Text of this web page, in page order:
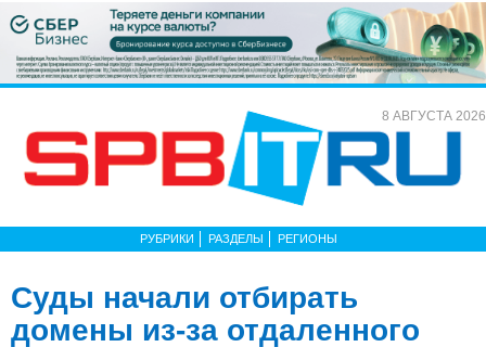
8 АВГУСТА 2026
РУБРИКИ РАЗДЕЛЫ РЕГИОНЫ
Суды начали отбирать
домены из-за отдаленного